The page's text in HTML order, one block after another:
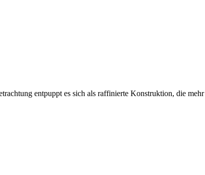
entpuppt es sich als raffinierte Konstruktion, die mehr